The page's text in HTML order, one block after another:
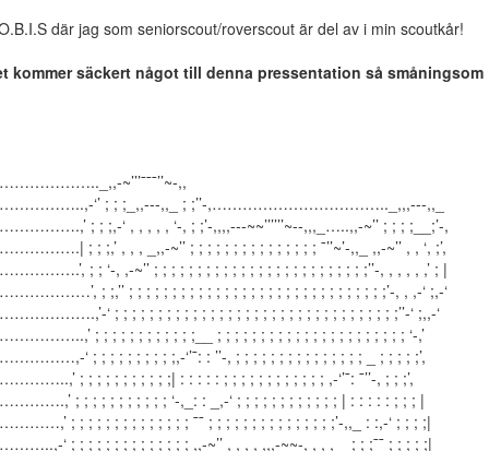
där jag som seniorscout/roverscout är del av i min scoutkår!
kommer säckert något till denna pressentation så småningsom
~’’’¯¯¯’’~-,,
‘’ ; ; ;_,,---,,_ ; ;’’-,…………………………….._,,,---,,_
; ; ;,-‘ , , , , , ‘-, ; ;’-,,,,---~~’’’’’’~--,,,_…..,,-~’’ ; ; ; ;__;’-,
; ; ;,’ , , , _,,-~’’ ; ; ; ; ; ; ; ; ; ; ; ; ; ; ; ¯’’~’-,,_ ,,-~’’ , , ‘, ;’,
; ; ‘-, ,-~’’ ; ; ; ; ; ; ; ; ; ; ; ; ; ; ; ; ; ; ; ; ; ; ; ; ;’’-, , , , , ,’ ; |
; ;,’’ ; ; ; ; ; ; ; ; ; ; ; ; ; ; ; ; ; ; ; ; ; ; ; ; ; ; ; ; ; ;’-, , ,-‘ ;,-‘
‘ ; ; ; ; ; ; ; ; ; ; ; ; ; ; ; ; ; ; ; ; ; ; ; ; ; ; ; ; ; ; ; ; ;’’-‘ ;,,-‘
; ; ; ; ; ; ; ; ; ; ; ;__ ; ; ; ; ; ; ; ; ; ; ; ; ; ; ; ; ; ; ; ; ; ; ‘-,’
‘ ; ; ; ; ; ; ; ; ; ;,-‘’¯: : ’’-, ; ; ; ; ; ; ; ; ; ; ; ; ; ; ; _ ; ; ; ; ;’,
; ; ; ; ; ; ; ; ; ; ;| : : : : : ; ; ; ; ; ; ; ; ; ; ; ; ,-‘’¯: ¯’’-, ; ; ;’,
; ; ; ; ; ; ; ; ; ; ; ‘-,_: : _,-‘ ; ; ; ; ; ; ; ; ; ; ; ; | : : : : : ; ; ; |
; ; ; ; ; ; ; ; ; ; ; ; ; ; ¯¯ ; ; ; ; ; ; ; ; ; ; ; ; ; ; ;’-,,_ : :,-‘ ; ; ; ;|
‘ ; ; ; ; ; ; ; ; ; ; ; ; ; ; ,,-~’’ , , , , ,,,-~~-, , , , _ ; ; ;¯¯ ; ; ; ; ;|